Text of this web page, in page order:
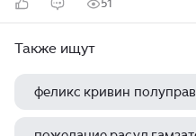
51
Также ищут
феликс кривин